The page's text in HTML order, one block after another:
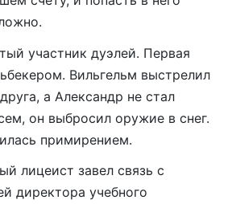
участник дуэлей. Первая
Вильгельм выстрелил
а Александр не стал
он выбросил оружие в снег.
примирением.
лицеист завел связь с
директора учебного